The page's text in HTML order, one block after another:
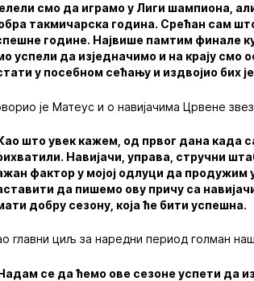
смо да играмо у Лиги шампиона,
такмичарска година. Срећан сам
године. Највише памтим финале
успели да изједначимо и на крају смо
у посебном сећању и издвојио бих
је Матеус и о навијачима Црвене
што увек кажем, од првог дана када
Навијачи, управа, стручни
фактор у мојој одлуци да продужим
да пишемо ову причу са
добру сезону, која ће бити успешна.
главни циљ за наредни период голман
се да ћемо ове сезоне успети да